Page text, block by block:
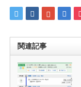
関連記事